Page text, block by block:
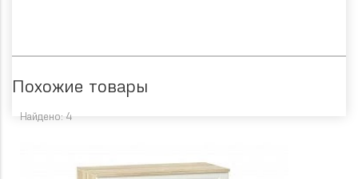
Похожие товары
Найдено: 4